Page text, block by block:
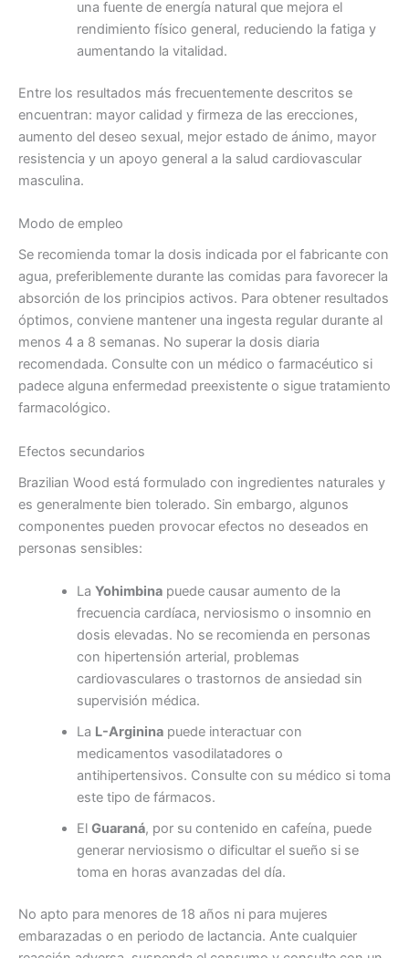
una fuente de energía natural que mejora el
rendimiento físico general, reduciendo la fatiga y
aumentando la vitalidad.
Entre los resultados más frecuentemente descritos se
encuentran: mayor calidad y firmeza de las erecciones,
aumento del deseo sexual, mejor estado de ánimo, mayor
resistencia y un apoyo general a la salud cardiovascular
masculina.
Modo de empleo
Se recomienda tomar la dosis indicada por el fabricante con
agua, preferiblemente durante las comidas para favorecer la
absorción de los principios activos. Para obtener resultados
óptimos, conviene mantener una ingesta regular durante al
menos 4 a 8 semanas. No superar la dosis diaria
recomendada. Consulte con un médico o farmacéutico si
padece alguna enfermedad preexistente o sigue tratamiento
farmacológico.
Efectos secundarios
Brazilian Wood está formulado con ingredientes naturales y
es generalmente bien tolerado. Sin embargo, algunos
componentes pueden provocar efectos no deseados en
personas sensibles:
La Yohimbinapuede causar aumento de la
frecuencia cardíaca, nerviosismo o insomnio en
dosis elevadas. No se recomienda en personas
con hipertensión arterial, problemas
cardiovasculares o trastornos de ansiedad sin
supervisión médica.
La L-Argininapuede interactuar con
medicamentos vasodilatadores o
antihipertensivos. Consulte con su médico si toma
este tipo de fármacos.
El Guaraná, por su contenido en cafeína, puede
generar nerviosismo o dificultar el sueño si se
toma en horas avanzadas del día.
No apto para menores de 18 años ni para mujeres
embarazadas o en periodo de lactancia. Ante cualquier